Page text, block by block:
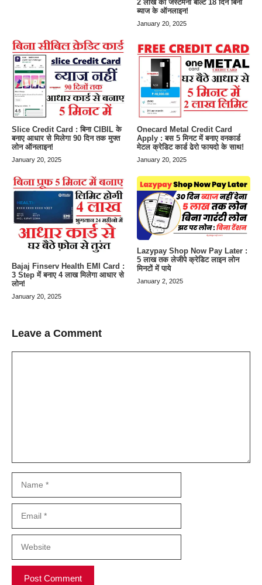
2 लाख का जेस्टमनी बोल्ट 18 दिन बिना
ब्याज के ऑनलाइन!
January 20, 2025
Slice Credit Card : बिना CIBIL के
बनाए आधार से मिलेगा 90 दिन तक मुफ्त
लोन ऑनलाइन!
January 20, 2025
Onecard Metal Credit Card
Apply : बस 5 मिनट में बनाए वनकार्ड
मेटल क्रेडिट कार्ड ढेरो फायदो के साथ!
January 20, 2025
Bajaj Finserv Health EMI Card :
3 Step में बनाए 4 लाख मिलेगा आधार से
लोन!
January 20, 2025
Lazypay Shop Now Pay Later :
5 लाख तक लेजीपे क्रेडिट लाइन लोन
मिनटों में पाये
January 2, 2025
Leave a Comment